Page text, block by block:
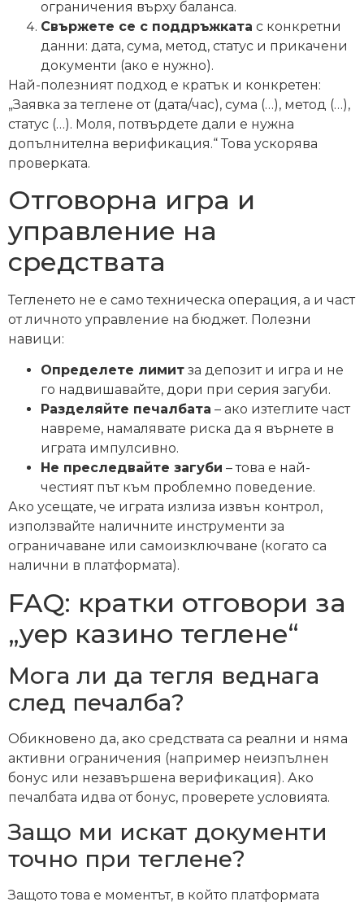
ограничения върху баланса.
Свържете се с поддръжката с конкретни
данни: дата, сума, метод, статус и прикачени
документи (ако е нужно).
Най-полезният подход е кратък и конкретен:
„Заявка за теглене от (дата/час), сума (…), метод (…),
статус (…). Моля, потвърдете дали е нужна
допълнителна верификация.“ Това ускорява
проверката.
Отговорна игра и
управление на
средствата
Тегленето не е само техническа операция, а и част
от личното управление на бюджет. Полезни
навици:
Определете лимит за депозит и игра и не
го надвишавайте, дори при серия загуби.
Разделяйте печалбата – ако изтеглите част
навреме, намалявате риска да я върнете в
играта импулсивно.
Не преследвайте загуби – това е най-
честият път към проблемно поведение.
Ако усещате, че играта излиза извън контрол,
използвайте наличните инструменти за
ограничаване или самoизключване (когато са
налични в платформата).
FAQ: кратки отговори за
„yep казино теглене“
Мога ли да тегля веднага
след печалба?
Обикновено да, ако средствата са реални и няма
активни ограничения (например неизпълнен
бонус или незавършена верификация). Ако
печалбата идва от бонус, проверете условията.
Защо ми искат документи
точно при теглене?
Защото това е моментът, в който платформата